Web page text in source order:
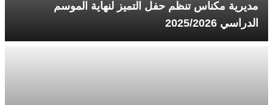
مديرية مكناس تنظم حفل التميز لنهاية الموسم
الدراسي 2025/2026